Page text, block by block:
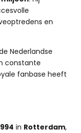
en
Nederlandse
constante
fanbase heeft
in Rotterdam,